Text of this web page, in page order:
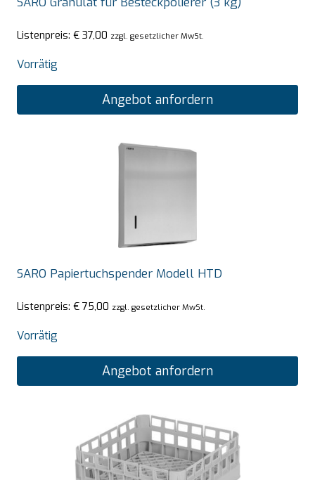
Listenpreis: € 37,00 zzgl. gesetzlicher MwSt.
Vorrätig
Angebot anfordern
SARO Papiertuchspender Modell HTD
Listenpreis: € 75,00 zzgl. gesetzlicher MwSt.
Vorrätig
Angebot anfordern